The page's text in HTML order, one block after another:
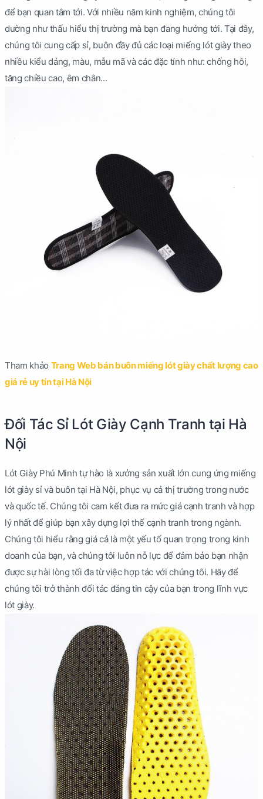
để bạn quan tâm tới. Với nhiều năm kinh nghiệm, chúng tôi
dường như thấu hiểu thị trường mà bạn đang hướng tới. Tại đây,
chúng tôi cung cấp sỉ, buôn đầy đủ các loại miếng lót giày theo
nhiều kiểu dáng, màu, mẫu mã và các đặc tính như: chống hôi,
tăng chiều cao, êm chân...
Tham khảo Trang Web bán buôn miếng lót giày chất lượng cao
giá rẻ uy tín tại Hà Nội
Đối Tác Sỉ Lót Giày Cạnh Tranh tại Hà
Nội
Lót Giày Phú Minh tự hào là xưởng sản xuất lớn cung ứng miếng
lót giày sỉ và buôn tại Hà Nội, phục vụ cả thị trường trong nước
và quốc tế. Chúng tôi cam kết đưa ra mức giá cạnh tranh và hợp
lý nhất để giúp bạn xây dựng lợi thế cạnh tranh trong ngành.
Chúng tôi hiểu rằng giá cả là một yếu tố quan trọng trong kinh
doanh của bạn, và chúng tôi luôn nỗ lực để đảm bảo bạn nhận
được sự hài lòng tối đa từ việc hợp tác với chúng tôi. Hãy để
chúng tôi trở thành đối tác đáng tin cậy của bạn trong lĩnh vực
lót giày.